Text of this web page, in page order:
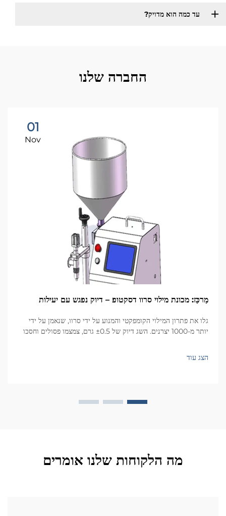
עד כמה הוא מדויק?
החברה שלנו
01
Nov
מַרכַּז: מכונת מילוי סרוו דסקטופ – דיוק נפגש עם יעילות
גלו את פתרון המילוי הקומפקטי והמנוע על ידי סרוו, שנאמן על ידי
יותר מ-1000 יצרנים. השג דיוק של ±0.5 גרם, צמצמו פסולים וחסכו
הצג עוד
מה הלקוחות שלנו אומרים